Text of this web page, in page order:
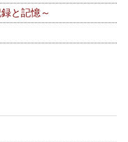
と記憶～